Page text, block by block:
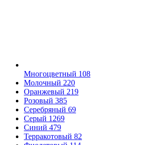
Многоцветный 108
Молочный 220
Оранжевый 219
Розовый 385
Серебряный 69
Серый 1269
Синий 479
Терракотовый 82